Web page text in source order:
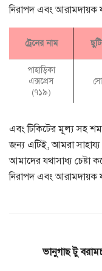
নিরাপদ এবং আরামদায়ক
ট্রেনের নাম
পাহাড়িকা
এক্সপ্রেস
(৭১৯)
এবং টিকিটের মূল্য সহ
জন্য এটিই, আমরা
আমাদের যথাসাধ্য চেষ্টা
নিরাপদ এবং আরামদায়ক
ভানুগাছ টু